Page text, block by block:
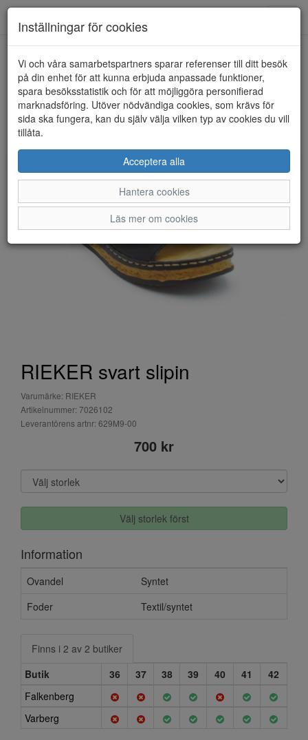
HEM RIEKER
RIEKER svart slipin
Varumärke: RIEKER
Artikelnummer: 7026102
Leverantörens artnr: 629M9-00
700 kr
Välj storlek först
Information
Ovandel
Syntet
Foder
Textil/syntet
Finns i 2 av 2 butiker
Butik
36 37 38 39 40 41
42
Falkenberg
Varberg
Inställningar för cookies
Vi och våra samarbetspartners sparar referenser till ditt besök
på din enhet för att kunna erbjuda anpassade funktioner,
spara besöksstatistik och för att möjliggöra personifierad
marknadsföring. Utöver nödvändiga cookies, som krävs för
sida ska fungera, kan du själv välja vilken typ av cookies du vill
tillåta.
Acceptera alla
Hantera cookies
Läs mer om cookies